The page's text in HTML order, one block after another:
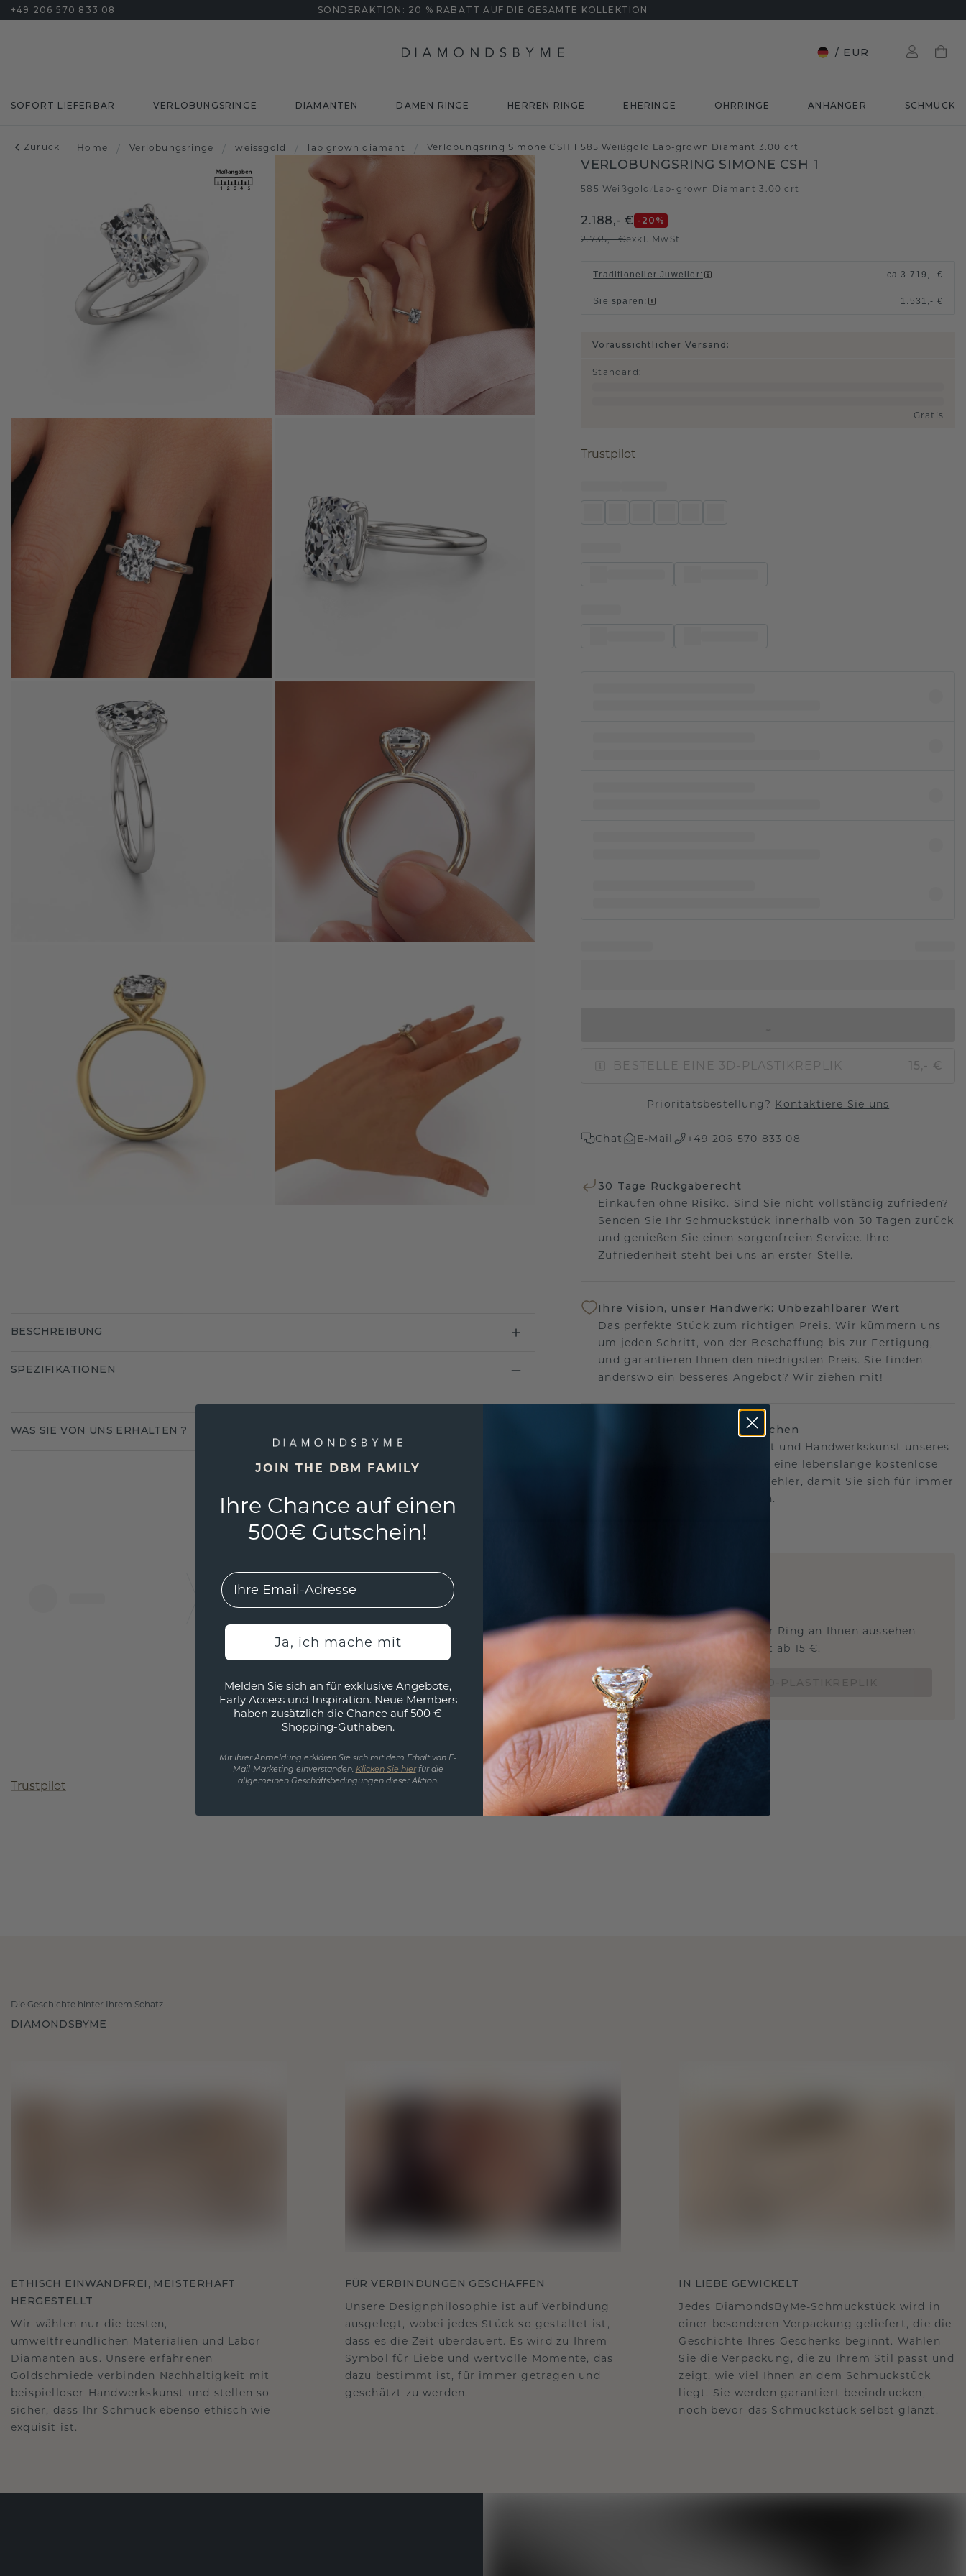
+49 206 570 833 08 SONDERAKTION: 20 % RABATT AUF DIE GESAMTE KOLLEKTION
/ EUR
SOFORT LIEFERBAR VERLOBUNGSRINGE DIAMANTEN DAMEN RINGE HERREN RINGE EHERINGE OHRRINGE ANHÄNGER SCHMUCK
Zurück Home / Verlobungsringe / weissgold / lab grown diamant / Verlobungsring Simone CSH 1 585 Weißgold Lab-grown Diamant 3.00 crt
VERLOBUNGSRING SIMONE CSH 1
585 Weißgold Lab-grown Diamant 3.00 crt
2.188,- € -20 %
2.735,- €exkl. MwSt
Traditioneller Juwelier: ca.3.719,- €
Sie sparen : 1.531,- €
Voraussichtlicher Versand:
Standard :
Gratis
Trustpilot
BESTELLE EINE 3D-PLASTIKREPLIK 15,- €
Prioritätsbestellung? Kontaktiere Sie uns
Chat E-Mail +49 206 570 833 08
30 Tage Rückgaberecht
Einkaufen ohne Risiko. Sind Sie nicht vollständig zufrieden?
Senden Sie Ihr Schmuckstück innerhalb von 30 Tagen zurück
und genießen Sie einen sorgenfreien Service. Ihre
Zufriedenheit steht bei uns an erster Stelle.
Ihre Vision, unser Handwerk: Unbezahlbarer Wert
Das perfekte Stück zum richtigen Preis. Wir kümmern uns
um jeden Schritt, von der Beschaffung bis zur Fertigung,
und garantieren Ihnen den niedrigsten Preis. Sie finden
anderswo ein besseres Angebot? Wir ziehen mit!
Unser lebenslanges Versprechen
Wir stehen hinter der Qualität und Handwerkskunst unseres
Schmucks.Deshalb bieten wir eine lebenslange kostenlose
Garantie gegen Herstellungsfehler, damit Sie sich für immer
keine Sorgen machen müssen.
Wollen Sie wissen, wie dieser Ring an Ihnen aussehen
würde und ob er passt? Jetzt ab 15 €.
BESCHREIBUNG
SPEZIFIKATIONEN
WAS SIE VON UNS ERHALTEN ?
Trustpilot
Die Geschichte hinter Ihrem Schatz
DIAMONDSBYME
ETHISCH EINWANDFREI, MEISTERHAFT
HERGESTELLT
Wir wählen nur die besten,
umweltfreundlichen Materialien und Labor
Diamanten aus. Unsere erfahrenen
Goldschmiede verbinden Nachhaltigkeit mit
beispielloser Handwerkskunst und stellen so
sicher, dass Ihr Schmuck ebenso ethisch wie
exquisit ist.
FÜR VERBINDUNGEN GESCHAFFEN
Unsere Designphilosophie ist auf Verbindung
ausgelegt, wobei jedes Stück so gestaltet ist,
dass es die Zeit überdauert. Es wird zu Ihrem
Symbol für Liebe und wertvolle Momente, das
dazu bestimmt ist, für immer getragen und
geschätzt zu werden.
IN LIEBE GEWICKELT
Jedes DiamondsByMe-Schmuckstück wird in
einer besonderen Verpackung geliefert, die die
Geschichte Ihres Geschenks beginnt. Wählen
Sie die Verpackung, die zu Ihrem Stil passt und
zeigt, wie viel Ihnen an dem Schmuckstück
liegt. Sie werden garantiert beeindrucken,
noch bevor das Schmuckstück selbst glänzt.
JOIN THE DBM FAMILY
Ihre Chance auf einen
500€ Gutschein!
EMail
Ja, ich mache mit
Melden Sie sich an für exklusive Angebote,
Early Access und Inspiration. Neue Members
haben zusätzlich die Chance auf 500 €
Shopping-Guthaben.
Mit Ihrer Anmeldung erklären Sie sich mit dem Erhalt von E-
Mail-Marketing einverstanden. Klicken Sie hierfür die
allgemeinen Geschäftsbedingungen dieser Aktion.